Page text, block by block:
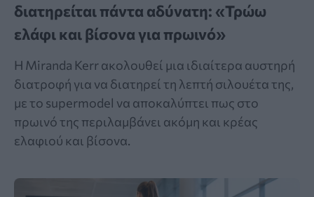
διατηρείται πάντα αδύνατη: «Τρώω
ελάφι και βίσονα για πρωινό»
Η Miranda Kerr ακολουθεί μια ιδιαίτερα αυστηρή
διατροφή για να διατηρεί τη λεπτή σιλουέτα της,
με το supermodel να αποκαλύπτει πως στο
πρωινό της περιλαμβάνει ακόμη και κρέας
ελαφιού και βίσονα.